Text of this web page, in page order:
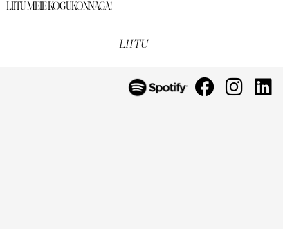
LIITU MEIE KOGUKONNAGA!
LIITU